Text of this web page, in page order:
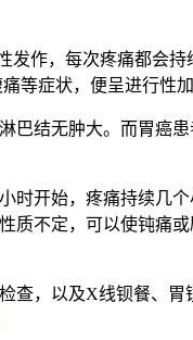
作，每次疼痛都会持
等症状，便呈进行性
结无肿大。而胃癌
开始，疼痛持续几
不定，可以使钝痛
，以及X线钡餐、胃